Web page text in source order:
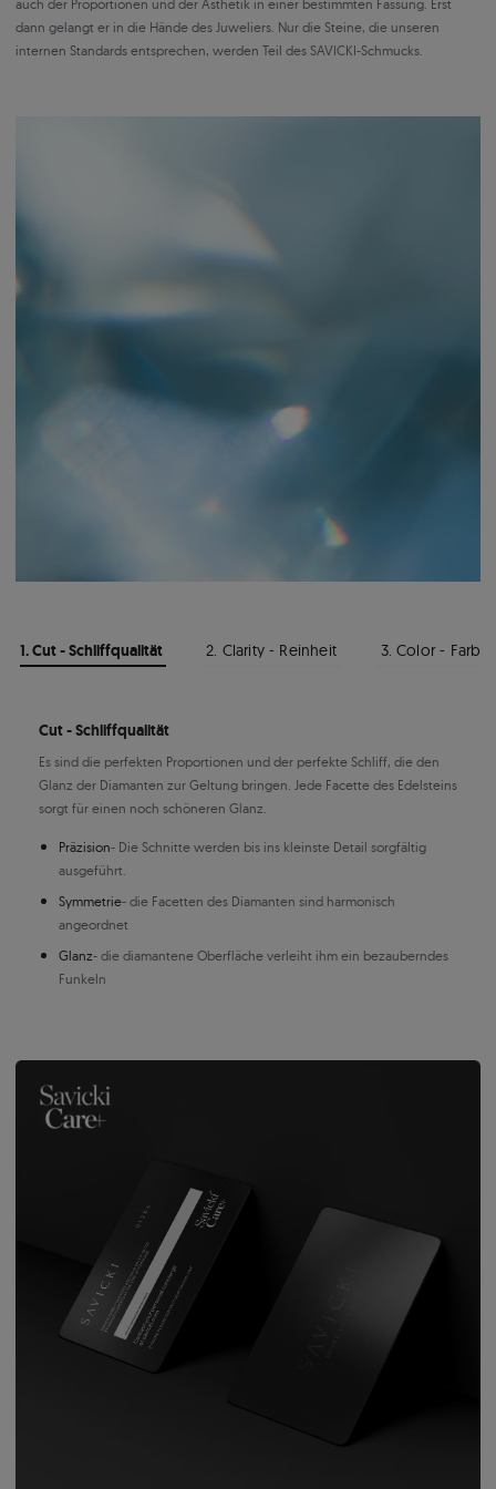
auch der Proportionen und der Ästhetik in einer bestimmten Fassung. Erst
dann gelangt er in die Hände des Juweliers. Nur die Steine, die unseren
internen Standards entsprechen, werden Teil des SAVICKI-Schmucks.
1. Cut - Schliffqualität 2. Clarity - Reinheit 3. Color - Farbe
Cut - Schliffqualität
Es sind die perfekten Proportionen und der perfekte Schliff, die den
Glanz der Diamanten zur Geltung bringen. Jede Facette des Edelsteins
sorgt für einen noch schöneren Glanz.
Präzision- Die Schnitte werden bis ins kleinste Detail sorgfältig
ausgeführt.
Symmetrie- die Facetten des Diamanten sind harmonisch
angeordnet
Glanz- die diamantene Oberfläche verleiht ihm ein bezauberndes
Funkeln